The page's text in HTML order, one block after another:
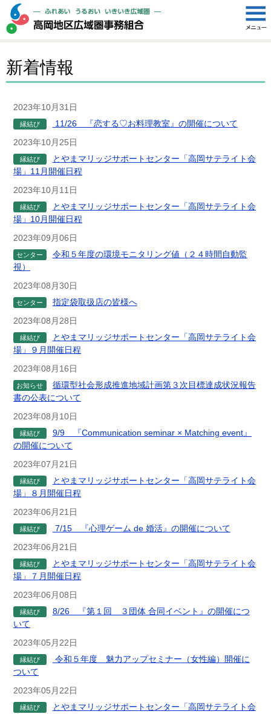
新着情報
2023年10月31日
縁結び
11/26 『恋する♡お料理教室』の開催について
2023年10月25日
縁結び
とやまマリッジサポートセンター「高岡サテライト会
場」11月開催日程
2023年10月11日
縁結び
とやまマリッジサポートセンター「高岡サテライト会
場」10月開催日程
2023年09月06日
センター
令和５年度の環境モニタリング値（２４時間自動監
視）
2023年08月30日
センター
指定袋取扱店の皆様へ
2023年08月28日
縁結び
とやまマリッジサポートセンター「高岡サテライト会
場」９月開催日程
2023年08月16日
お知らせ
循環型社会形成推進地域計画第３次目標達成状況報告
書の公表について
2023年08月10日
縁結び
9/9 『Communication seminar × Matching event』
の開催について
2023年07月21日
縁結び
とやまマリッジサポートセンター「高岡サテライト会
場」８月開催日程
2023年06月21日
縁結び
7/15 『心理ゲーム de 婚活』の開催について
2023年06月21日
縁結び
とやまマリッジサポートセンター「高岡サテライト会
場」７月開催日程
2023年06月08日
縁結び
8/26 『第１回 ３団体 合同イベント』の開催につ
いて
2023年05月22日
縁結び
令和５年度 魅力アップセミナー（女性編）開催に
ついて
2023年05月22日
縁結び
とやまマリッジサポートセンター「高岡サテライト会